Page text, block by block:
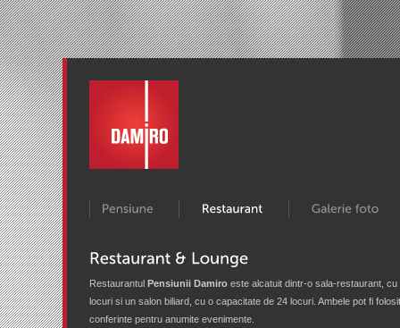
Restaurantul Pensiunii Damiro este alcatuit dintr-o sala-restaurant,
locuri si un salon biliard, cu o capacitate de 24 locuri. Ambele pot fi
conferinte pentru anumite evenimente.